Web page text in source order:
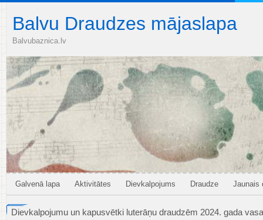
Balvu Draudzes mājaslapa
Balvubaznica.lv
Galvenā lapa Aktivitātes Dievkalpojums Draudze Jaunais
Dievkalpojumu un kapusvētki luterāņu draudzēm 2024. gada